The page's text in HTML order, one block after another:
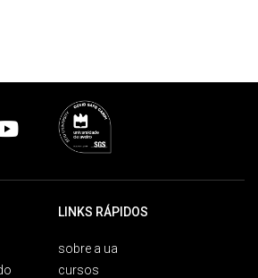
LINKS RÁPIDOS
sobre a ua
cursos